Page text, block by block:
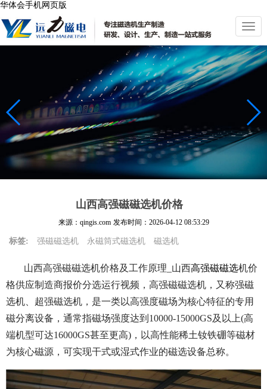
华体会手机网页版
切
换
导
航
山西高强磁磁选机价格
来源：qingis.com 发布时间： 2026-04-12 08:53:29
标签: 强磁磁选机 永磁筒式磁选机 磁选机
山西高强磁磁选机价格及工作原理_山西高强磁磁选机价
格供应制造商报价分选运行视频，高强磁磁选机，又称强磁
选机、超强磁选机，是一类以高强度磁场为核心特征的专用
磁分离设备，通常指磁场强度达到10000-15000GS及以上(高
端机型可达16000GS甚至更高)，以高性能稀土钕铁硼等磁材
为核心磁源，可实现干式或湿式作业的磁选设备总称。